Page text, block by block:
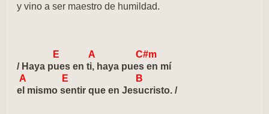
y vino a ser maestro de humildad.
E A C#m
/ Haya pues en ti, haya pues en mí
A E B
el mismo sentir que en Jesucristo. /